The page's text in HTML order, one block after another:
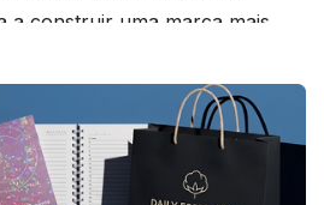
a construir uma marca mais